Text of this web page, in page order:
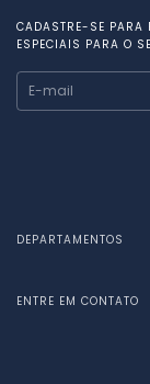
CADASTRE-SE PARA
ESPECIAIS PARA O
DEPARTAMENTOS
ENTRE EM CONTATO